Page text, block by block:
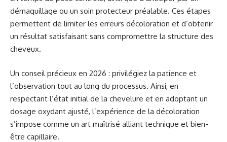
démaquillage ou un soin protecteur préalable. Ces étapes
permettent de limiter les erreurs décoloration et d’obtenir
un résultat satisfaisant sans compromettre la structure des
cheveux.
Un conseil précieux en 2026 : privilégiez la patience et
l’observation tout au long du processus. Ainsi, en
respectant l’état initial de la chevelure et en adoptant un
dosage oxydant ajusté, l’expérience de la décoloration
s’impose comme un art maîtrisé alliant technique et bien-
être capillaire.